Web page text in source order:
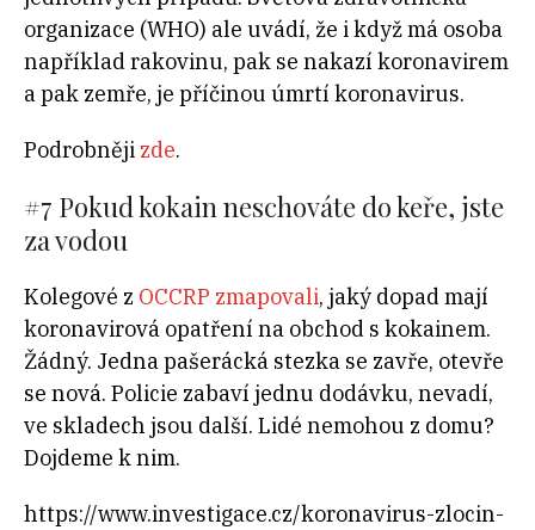
organizace (WHO) ale uvádí, že i když má osoba
například rakovinu, pak se nakazí koronavirem
a pak zemře, je příčinou úmrtí koronavirus.
Podrobněji zde.
#7 Pokud kokain neschováte do keře, jste
za vodou
Kolegové z OCCRP zmapovali, jaký dopad mají
koronavirová opatření na obchod s kokainem.
Žádný. Jedna pašerácká stezka se zavře, otevře
se nová. Policie zabaví jednu dodávku, nevadí,
ve skladech jsou další. Lidé nemohou z domu?
Dojdeme k nim.
https://www.investigace.cz/koronavirus-zlocin-